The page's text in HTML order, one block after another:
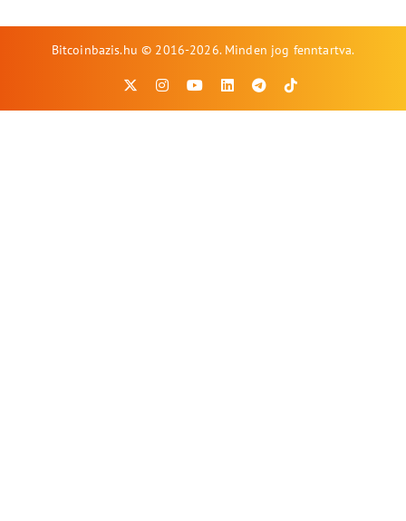
Bitcoinbazis.hu © 2016-2026. Minden jog fenntartva.